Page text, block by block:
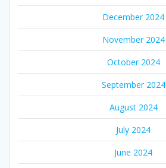
December 2024
November 2024
October 2024
September 2024
August 2024
July 2024
June 2024